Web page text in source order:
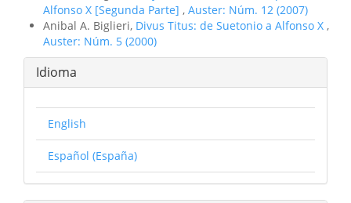
Alfonso X [Segunda Parte] , Auster: Núm. 12 (2007)
Anibal A. Biglieri, Divus Titus: de Suetonio a Alfonso X ,
Auster: Núm. 5 (2000)
Idioma
English
Español (España)